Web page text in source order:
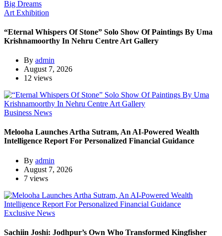
Art Exhibition
“Eternal Whispers Of Stone” Solo Show Of Paintings By Uma
Krishnamoorthy In Nehru Centre Art Gallery
By admin
August 7, 2026
12 views
Business News
Melooha Launches Artha Sutram, An AI-Powered Wealth
Intelligence Report For Personalized Financial Guidance
By admin
August 7, 2026
7 views
Exclusive News
Sachiin Joshi: Jodhpur’s Own Who Transformed Kingfisher